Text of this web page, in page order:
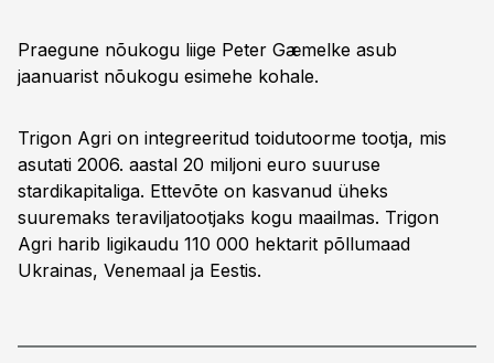
Praegune nõukogu liige Peter Gæmelke asub
jaanuarist nõukogu esimehe kohale.
Trigon Agri on integreeritud toidutoorme tootja, mis
asutati 2006. aastal 20 miljoni euro suuruse
stardikapitaliga. Ettevõte on kasvanud üheks
suuremaks teraviljatootjaks kogu maailmas. Trigon
Agri harib ligikaudu 110 000 hektarit põllumaad
Ukrainas, Venemaal ja Eestis.